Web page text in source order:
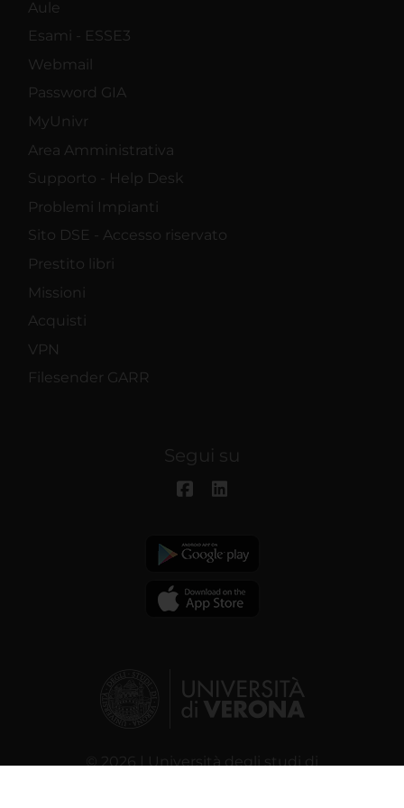
Aule
Esami - ESSE3
Webmail
Password GIA
MyUnivr
Area Amministrativa
Supporto - Help Desk
Problemi Impianti
Sito DSE - Accesso riservato
Prestito libri
Missioni
Acquisti
VPN
Filesender GARR
Segui su
© 2026 | Università degli studi di